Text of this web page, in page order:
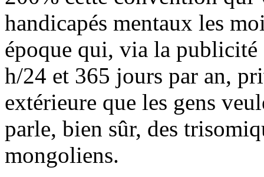
handicapés mentaux les
époque qui, via la publicité
h/24 et 365 jours par an,
extérieure que les gens
parle, bien sûr, des
mongoliens.